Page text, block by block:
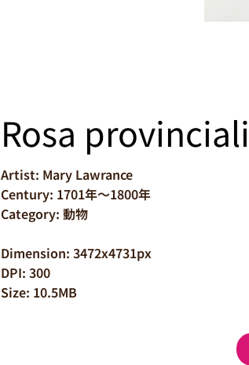
Rosa
Artist: Mary Lawrance
Century: 1701年～1800年
Category: 動物
Dimension: 3472x4731px
DPI: 300
Size: 10.5MB